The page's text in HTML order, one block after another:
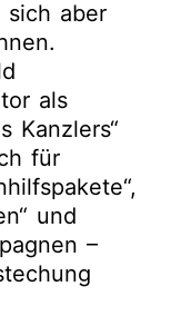
sich aber
als
Kanzlers“
für
und
–